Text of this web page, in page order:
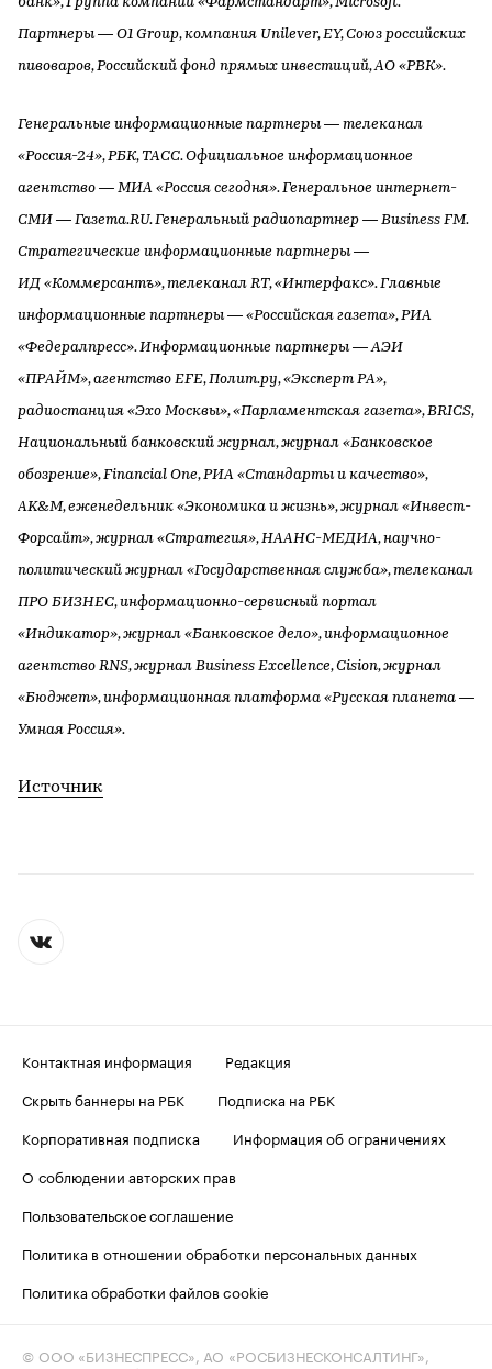
Партнеры — O1 Group, компания Unilever, EY, Союз российских
пивоваров, Российский фонд прямых инвестиций, АО «РВК».
Генеральные информационные партнеры — телеканал
«Россия-24», РБК, ТАСС. Официальное информационное
агентство — МИА «Россия сегодня». Генеральное интернет-
СМИ — Газета.RU. Генеральный радиопартнер — Business FM.
Стратегические информационные партнеры —
ИД «Коммерсантъ», телеканал RT, «Интерфакс». Главные
информационные партнеры — «Российская газета», РИА
«Федералпресс». Информационные партнеры — АЭИ
«ПРАЙМ», агентство EFE, Полит.ру, «Эксперт РА»,
радиостанция «Эхо Москвы», «Парламентская газета», BRICS,
Национальный банковский журнал, журнал «Банковское
обозрение», Financial One, РИА «Стандарты и качество»,
AK&M, еженедельник «Экономика и жизнь», журнал «Инвест-
Форсайт», журнал «Стратегия», НААНС-МЕДИА, научно-
политический журнал «Государственная служба», телеканал
ПРО БИЗНЕС, информационно-сервисный портал
«Индикатор», журнал «Банковское дело», информационное
агентство RNS, журнал Business Excellence, Cision, журнал
«Бюджет», информационная платформа «Русская планета —
Умная Россия».
Источник
Контактная информация
Редакция
Скрыть баннеры на РБК
Подписка на РБК
Корпоративная подписка
Информация об ограничениях
О соблюдении авторских прав
Пользовательское соглашение
Политика в отношении обработки персональных данных
Политика обработки файлов cookie
© ООО «БИЗНЕСПРЕСС», АО «РОСБИЗНЕСКОНСАЛТИНГ»,